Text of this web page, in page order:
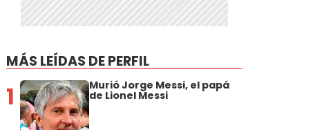
MÁS LEÍDAS DE PERFIL
1 Murió Jorge Messi, el papá
de Lionel Messi